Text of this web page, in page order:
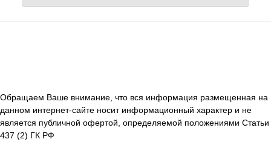
Обращаем Ваше внимание, что вся информация размещенная на
данном интернет-сайте носит информационный характер и не
является публичной офертой, определяемой положениями Статьи
437 (2) ГК РФ